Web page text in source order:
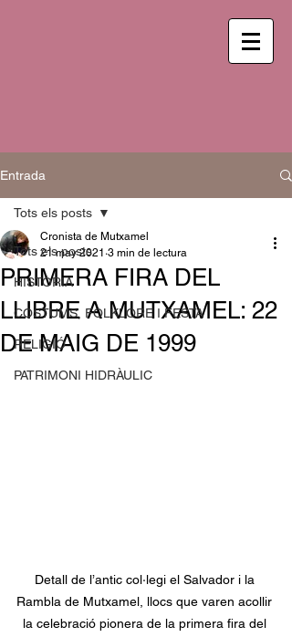
Entrada
Tots els posts
HISTÒRIA
COSTUMS, FOLKLORE I FESTA
RELIGIÓ
PATRIMONI HIDRÀULIC
Tots els posts
PRIMERA FIRA DEL
LLIBRE A MUTXAMEL: 22
DE MAIG DE 1999
Cronista de Mutxamel
21 may 2021 3 min de lectura
Detall de l’antic col·legi el Salvador i la
Rambla de Mutxamel, llocs que varen acollir
la celebració pionera de la primera fira del